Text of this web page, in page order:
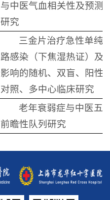
与中医气血相关性及预测
研究
三金片治疗急性单纯
路感染（下焦湿热证）及
影响的随机、双盲、阳性
对照、多中心临床研究
老年衰弱症与中医五
前瞻性队列研究